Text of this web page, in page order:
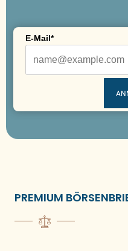
E-Mail*
PREMIUM